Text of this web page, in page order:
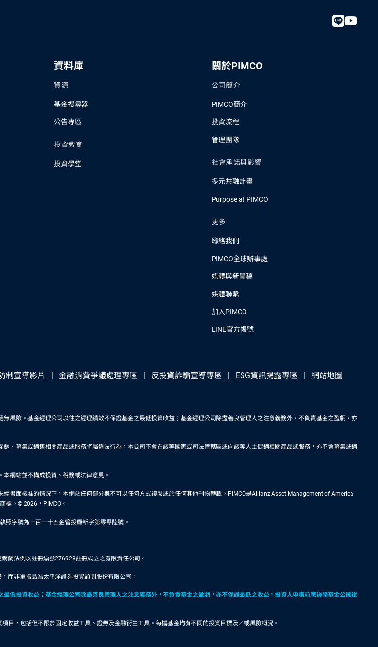
資料庫
資源
基金搜尋器
公告專區
投資教育
投資學堂
關於PIMCO
公司簡介
PIMCO簡介
投資流程
管理團隊
社會承諾與影響
多元共融計畫
Purpose at PIMCO
更多
聯絡我們
PIMCO全球辦事處
媒體與新聞稿
媒體聯繫
加入PIMCO
LINE官方帳號
制宣導影片 金融消費爭議處理專區 反投資詐騙宣導專區 ESG資訊揭露專區 網站地圖
風險。基金經理公司以往之經理績效不保證基金之最低投資收益；基金經理公司除盡善良管理人之注意義務外，不負責基金之盈虧，亦
、募集或銷售相關產品或服務將屬違法行為，本公司不會在該等國家或司法管轄區或向該等人士促銷相關產品或服務，亦不會募集或銷
網站並不構成投資、稅務或法律意見。
書面核准的情況下，本網站任何部分概不可以任何方式複製或於任何其他刊物轉載。PIMCO是Allianz Asset Management of America
標。© 2026，PIMCO。
照字號為一百一十五金管投顧新字第零零陸號。
蘭法例以註冊編號276928註冊成立之有限責任公司。
而非單指品浩太平洋證券投資顧問股份有限公司。
低投資收益；基金經理公司除盡善良管理人之注意義務外，不負責基金之盈虧，亦不保證最低之收益，投資人申購前應詳閱基金公開說
目，包括但不限於固定收益工具、證券及金融衍生工具。每檔基金均有不同的投資目標及／或風險概況。